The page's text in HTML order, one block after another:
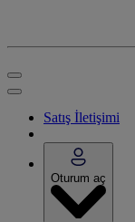
Satış İletişimi
Oturum aç